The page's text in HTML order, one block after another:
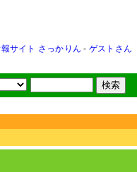
サイト さっかりん - ゲストさん